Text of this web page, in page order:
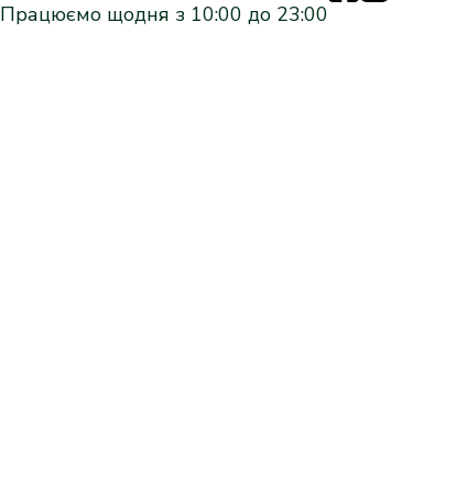
Працюємо щодня з 10:00 до 23:00